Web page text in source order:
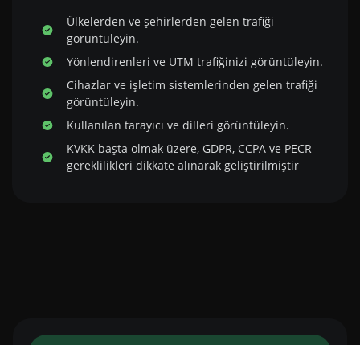
Ülkelerden ve şehirlerden gelen trafiği
görüntüleyin.
Yönlendirenleri ve UTM trafiğinizi görüntüleyin.
Cihazlar ve işletim sistemlerinden gelen trafiği
görüntüleyin.
Kullanılan tarayıcı ve dilleri görüntüleyin.
KVKK başta olmak üzere, GDPR, CCPA ve PECR
gereklilikleri dikkate alınarak geliştirilmiştir